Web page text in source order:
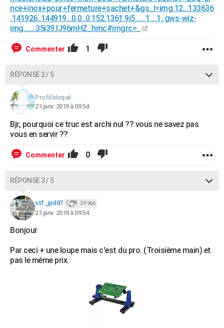
nce+inox+pour+fermeture+sachet+&gs_l=img.12...133636
.141926..144919...0.0..0.152.1361.9j5......1....1..gws-wiz-
img.......35i39.lJ96mHZ_hmc#imgrc=_
Commenter 1
RÉPONSE 2 / 5
Profil bloqué
21 janv. 2019 à 09:54
Bjr, pourquoi ce truc est archi nul ?? vous ne savez pas
vous en servir ??
Commenter 0
RÉPONSE 3 / 5
stf_jpd87 29 966
21 janv. 2019 à 09:54
Bonjour
Par ceci + une loupe mais c'est du pro. (Troisième main) et
pas le même prix.